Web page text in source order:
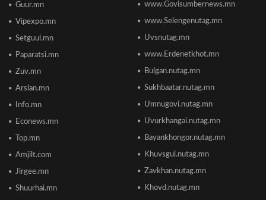
ТӨВҮҮДИЙН БАЙРШИЛ
2026/06/17 12:20
Отгонтэнгэр хайрханы тахилгад оролцохоор
ирж буй иргэдийн анхааралд
2026/06/16 15:28
Парламент хар тамхины хэргийн ялын
2026/06/16 15:49
Ши Жиньпин Монголд айлчилна
Guur.mn
Vipexpo.mn
Setguul.mn
Paparatsi.mn
Zuv.mn
Arslan.mn
Info.mn
Econews.mn
Top.mn
Amjilt.com
Jirgee.mn
Shuurhai.mn
www.Govisumbernews.mn
www.Selengenutag.mn
Uvsnutag.mn
www.Erdenetkhot.mn
Bulgan.nutag.mn
Sukhbaatar.nutag.mn
Umnugovi.nutag.mn
Uvurkhangai.nutag.mn
Bayankhongor.nutag.mn
Khuvsgul.nutag.mn
Zavkhan.nutag.mn
Khovd.nutag.mn